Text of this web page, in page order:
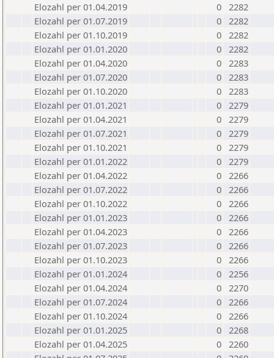
Elozahl per 01.04.2019
0 2282
Elozahl per 01.07.2019
0 2282
Elozahl per 01.10.2019
0 2282
Elozahl per 01.01.2020
0 2282
Elozahl per 01.04.2020
0 2283
Elozahl per 01.07.2020
0 2283
Elozahl per 01.10.2020
0 2283
Elozahl per 01.01.2021
0 2279
Elozahl per 01.04.2021
0 2279
Elozahl per 01.07.2021
0 2279
Elozahl per 01.10.2021
0 2279
Elozahl per 01.01.2022
0 2279
Elozahl per 01.04.2022
0 2266
Elozahl per 01.07.2022
0 2266
Elozahl per 01.10.2022
0 2266
Elozahl per 01.01.2023
0 2266
Elozahl per 01.04.2023
0 2266
Elozahl per 01.07.2023
0 2266
Elozahl per 01.10.2023
0 2266
Elozahl per 01.01.2024
0 2256
Elozahl per 01.04.2024
0 2270
Elozahl per 01.07.2024
0 2266
Elozahl per 01.10.2024
0 2266
Elozahl per 01.01.2025
0 2268
Elozahl per 01.04.2025
0 2260